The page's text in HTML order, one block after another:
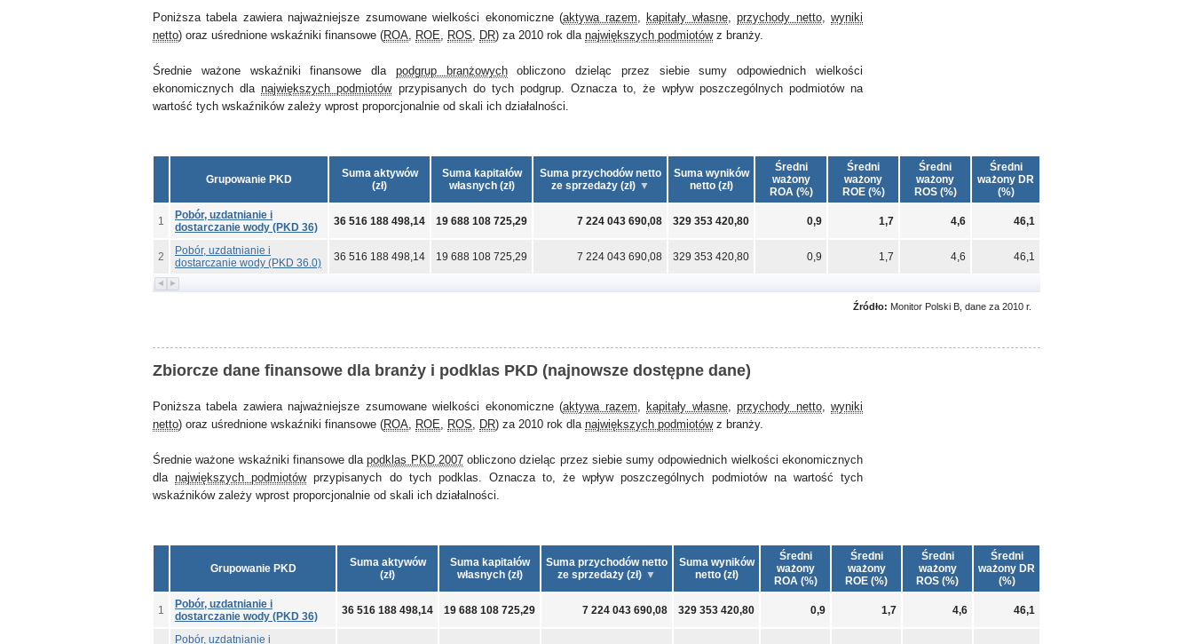
Poniższa tabela zawiera najważniejsze zsumowane wielkości ekonomiczne (aktywa razem, kapitały własne,przychody netto,wyniki
netto) oraz uśrednione wskaźniki finansowe (ROA, ROE, ROS, DR) za 2010 rok dla największych podmiotówz branży.
Średnie ważone wskaźniki finansowe dla podgrup branżowychobliczono dzieląc przez siebie sumy odpowiednich wielkości
ekonomicznych dlanajwiększych podmiotówprzypisanych do tych podgrup. Oznacza to, że wpływ poszczególnych podmiotów na
wartość tych wskaźników zależy wprost proporcjonalnie od skali ich działalności.
Grupowanie PKD
Suma aktywów
(zł)
Suma kapitałów
własnych (zł)
Suma przychodów netto
ze sprzedaży (zł)
Suma wyników
netto (zł)
Średni
ważony
ROA (%)
Średni
ważony
ROE (%)
Średni
ważony
ROS (%)
Średni
ważony DR
(%)
1
Pobór, uzdatnianie i
dostarczanie wody (PKD 36)
36 516 188 498,14 19 688 108 725,29 7 224 043 690,08 329 353 420,80 0,9 1,7 4,6 46,1
2
Pobór, uzdatnianie i
dostarczanie wody (PKD 36.0)
36 516 188 498,14 19 688 108 725,29 7 224 043 690,08 329 353 420,80 0,9 1,7 4,6 46,1
Źródło: Monitor Polski B, dane za 2010 r.
Zbiorcze dane finansowe dla branży i podklas PKD (najnowsze dostępne dane)
Poniższa tabela zawiera najważniejsze zsumowane wielkości ekonomiczne (aktywa razem, kapitały własne,przychody netto,wyniki
netto) oraz uśrednione wskaźniki finansowe (ROA, ROE, ROS, DR) za 2010 rok dla największych podmiotówz branży.
Średnie ważone wskaźniki finansowe dlapodklas PKD 2007obliczono dzieląc przez siebie sumy odpowiednich wielkości ekonomicznych
dlanajwiększych podmiotówprzypisanych do tych podklas. Oznacza to, że wpływ poszczególnych podmiotów na wartość tych
wskaźników zależy wprost proporcjonalnie od skali ich działalności.
Grupowanie PKD
Suma aktywów
(zł)
Suma kapitałów
własnych (zł)
Suma przychodów netto
ze sprzedaży (zł)
Suma wyników
netto (zł)
Średni
ważony
ROA (%)
Średni
ważony
ROE (%)
Średni
ważony
ROS (%)
Średni
ważony DR
(%)
1
Pobór, uzdatnianie i
dostarczanie wody (PKD 36)
36 516 188 498,14 19 688 108 725,29 7 224 043 690,08 329 353 420,80 0,9 1,7 4,6 46,1
Pobór, uzdatnianie i